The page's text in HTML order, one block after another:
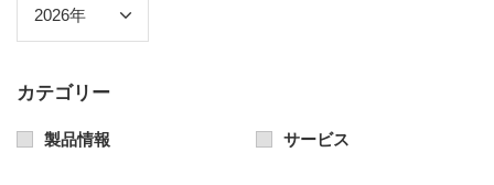
カテゴリー
製品情報 サービス